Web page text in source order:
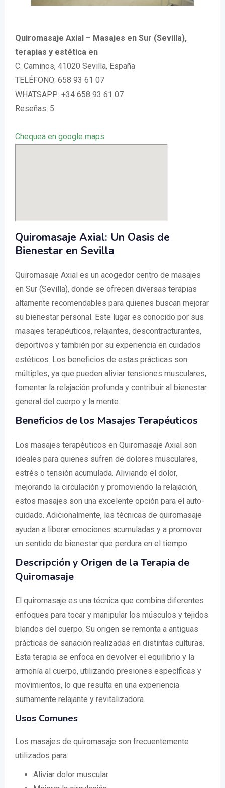
Quiromasaje Axial – Masajes en Sur (Sevilla),
terapias y estética en
C. Caminos, 41020 Sevilla, España
TELÉFONO: 658 93 61 07
WHATSAPP: +34 658 93 61 07
Reseñas: 5
Chequea en google maps
Quiromasaje Axial: Un Oasis de
Bienestar en Sevilla
Quiromasaje Axial es un acogedor centro de masajes
en Sur (Sevilla), donde se ofrecen diversas terapias
altamente recomendables para quienes buscan mejorar
su bienestar personal. Este lugar es conocido por sus
masajes terapéuticos, relajantes, descontracturantes,
deportivos y también por su experiencia en cuidados
estéticos. Los beneficios de estas prácticas son
múltiples, ya que pueden aliviar tensiones musculares,
fomentar la relajación profunda y contribuir al bienestar
general del cuerpo y la mente.
Beneficios de los Masajes Terapéuticos
Los masajes terapéuticos en Quiromasaje Axial son
ideales para quienes sufren de dolores musculares,
estrés o tensión acumulada. Aliviando el dolor,
mejorando la circulación y promoviendo la relajación,
estos masajes son una excelente opción para el auto-
cuidado. Adicionalmente, las técnicas de quiromasaje
ayudan a liberar emociones acumuladas y a promover
un sentido de bienestar que perdura en el tiempo.
Descripción y Origen de la Terapia de
Quiromasaje
El quiromasaje es una técnica que combina diferentes
enfoques para tocar y manipular los músculos y tejidos
blandos del cuerpo. Su origen se remonta a antiguas
prácticas de sanación realizadas en distintas culturas.
Esta terapia se enfoca en devolver el equilibrio y la
armonía al cuerpo, utilizando presiones específicas y
movimientos, lo que resulta en una experiencia
sumamente relajante y revitalizadora.
Usos Comunes
Los masajes de quiromasaje son frecuentemente
utilizados para:
Aliviar dolor muscular